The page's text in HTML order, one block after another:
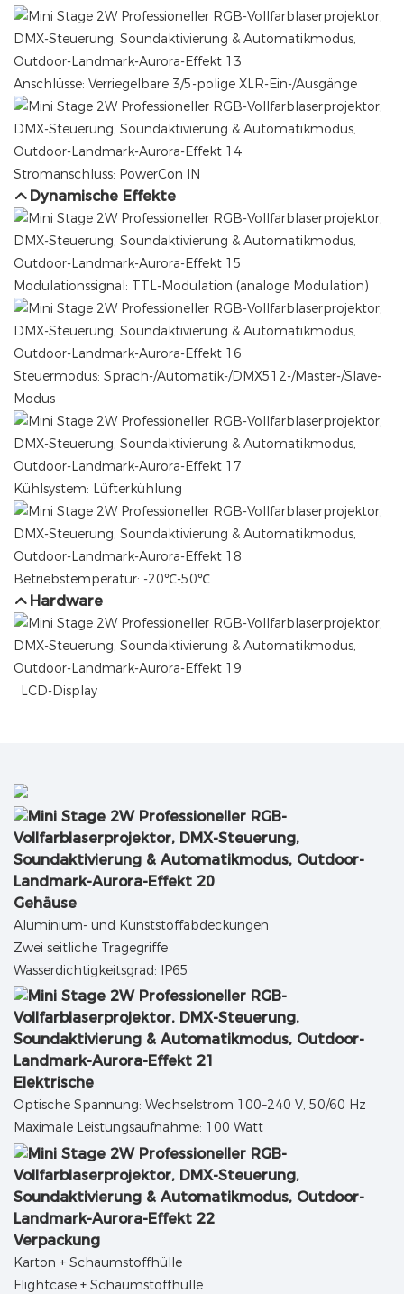
Anschlüsse: Verriegelbare 3/5-polige XLR-Ein-/Ausgänge
Stromanschluss: PowerCon IN
Dynamische Effekte
Modulationssignal: TTL-Modulation (analoge Modulation)
Steuermodus: Sprach-/Automatik-/DMX512-/Master-/Slave-
Modus
Kühlsystem: Lüfterkühlung
Betriebstemperatur: -20℃-50℃
Hardware
LCD-Display
Gehäuse
Aluminium- und Kunststoffabdeckungen
Zwei seitliche Tragegriffe
Wasserdichtigkeitsgrad: IP65
Elektrische
Optische Spannung: Wechselstrom 100–240 V, 50/60 Hz
Maximale Leistungsaufnahme: 100 Watt
Verpackung
Karton + Schaumstoffhülle
Flightcase + Schaumstoffhülle